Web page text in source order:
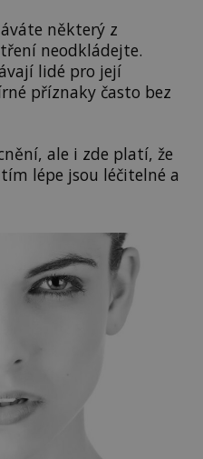
některý z
neodkládejte.
lidé pro její
příznaky často bez
ale i zde platí, že
lépe jsou léčitelné a